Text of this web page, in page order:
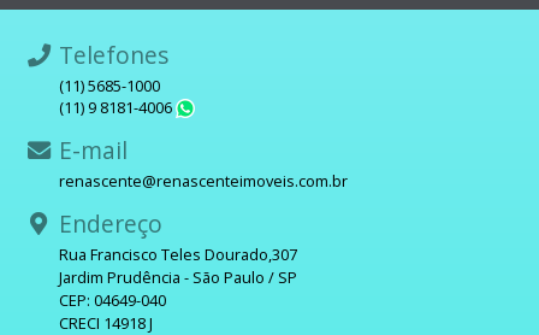
Telefones
(11) 5685-1000
(11) 9 8181-4006
E-mail
renascente@renascenteimoveis.com.br
Endereço
Rua Francisco Teles Dourado,307
Jardim Prudência - São Paulo / SP
CEP: 04649-040
CRECI 14918 J